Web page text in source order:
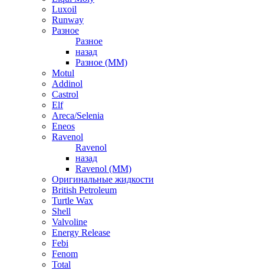
Luxoil
Runway
Разное
Разное
назад
Разное (ММ)
Motul
Addinol
Castrol
Elf
Areca/Selenia
Eneos
Ravenol
Ravenol
назад
Ravenol (ММ)
Оригинальные жидкости
British Petroleum
Turtle Wax
Shell
Valvoline
Energy Release
Febi
Fenom
Total